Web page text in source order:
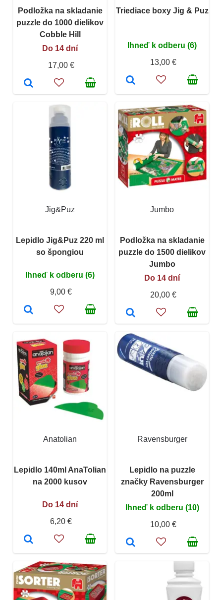
Podložka na skladanie
puzzle do 1000 dielikov
Cobble Hill
Do 14 dní
17,00 €
Triediace boxy Jig & Puz
Ihneď k odberu (6)
13,00 €
Jig&Puz
Lepidlo Jig&Puz 220 ml
so špongiou
Ihneď k odberu (6)
9,00 €
Jumbo
Podložka na skladanie
puzzle do 1500 dielikov
Jumbo
Do 14 dní
20,00 €
Anatolian
Lepidlo 140ml AnaTolian
na 2000 kusov
Do 14 dní
6,20 €
Ravensburger
Lepidlo na puzzle
značky Ravensburger
200ml
Ihneď k odberu (10)
10,00 €